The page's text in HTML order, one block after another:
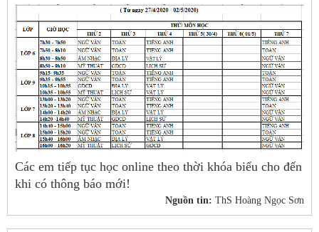
Các em tiếp tục học online theo thời khóa biểu cho đến
khi có thông báo mới!
Nguồn tin: ThS Hoàng Ngọc Sơn